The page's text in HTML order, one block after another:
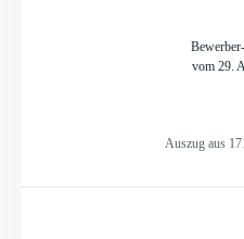
vom 29.
Auszug aus